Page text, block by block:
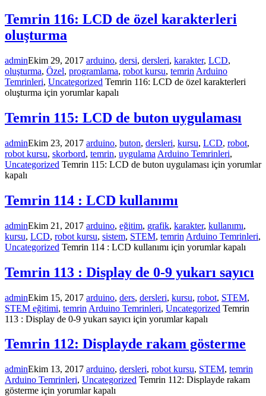
Temrin 116: LCD de özel karakterleri
oluşturma
adminEkim 29, 2017 arduino, dersi, dersleri, karakter, LCD,
oluşturma, Özel, programlama, robot kursu, temrin Arduino
Temrinleri, Uncategorized Temrin 116: LCD de özel karakterleri
oluşturma için yorumlar kapalı
Temrin 115: LCD de buton uygulaması
adminEkim 23, 2017 arduino, buton, dersleri, kursu, LCD, robot,
robot kursu, skorbord, temrin, uygulama Arduino Temrinleri,
Uncategorized Temrin 115: LCD de buton uygulaması için yorumlar
kapalı
Temrin 114 : LCD kullanımı
adminEkim 21, 2017 arduino, eğitim, grafik, karakter, kullanımı,
kursu, LCD, robot kursu, sistem, STEM, temrin Arduino Temrinleri,
Uncategorized Temrin 114 : LCD kullanımı için yorumlar kapalı
Temrin 113 : Display de 0-9 yukarı sayıcı
adminEkim 15, 2017 arduino, ders, dersleri, kursu, robot, STEM,
STEM eğitimi, temrin Arduino Temrinleri, Uncategorized Temrin
113 : Display de 0-9 yukarı sayıcı için yorumlar kapalı
Temrin 112: Displayde rakam gösterme
adminEkim 13, 2017 arduino, dersleri, robot kursu, STEM, temrin
Arduino Temrinleri, Uncategorized Temrin 112: Displayde rakam
gösterme için yorumlar kapalı